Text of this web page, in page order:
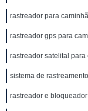
rastreador para
rastreador gps para
rastreador satelital
sistema de
rastreador e